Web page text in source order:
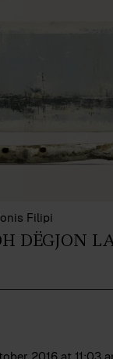
Filipi
DËGJON
2016 at 11:03